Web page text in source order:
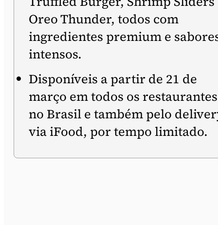
Oreo Thunder, todos com
ingredientes premium e
intensos.
Disponíveis a partir de 21 de
março em todos os restaurantes
no Brasil e também pelo
via iFood, por tempo limitado.